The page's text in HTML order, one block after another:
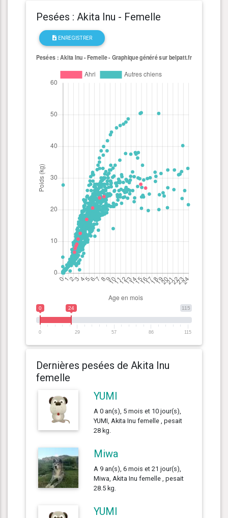
Pesées : Akita Inu - Femelle
ENREGISTRER
115
0 24
0 29 57 86 115
Dernières pesées de Akita Inu
femelle
YUMI
A 0 an(s), 5 mois et 10 jour(s),
YUMI, Akita Inu femelle , pesait
28 kg.
Miwa
A 9 an(s), 6 mois et 21 jour(s),
Miwa, Akita Inu femelle , pesait
28.5 kg.
YUMI